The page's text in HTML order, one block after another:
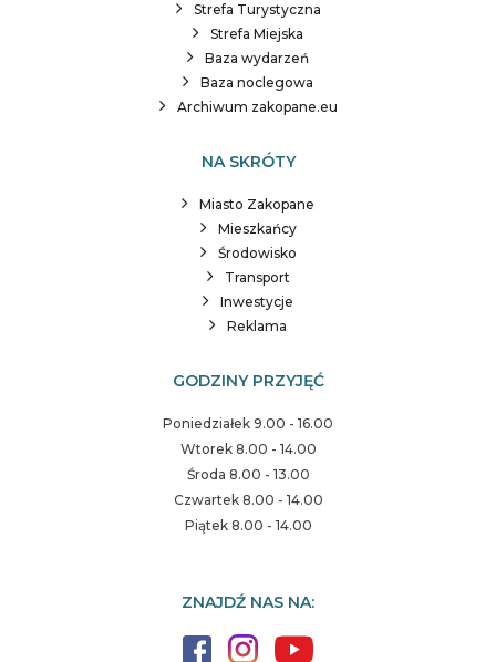
Strefa Turystyczna
Strefa Miejska
Baza wydarzeń
Baza noclegowa
Archiwum zakopane.eu
NA SKRÓTY
Miasto Zakopane
Mieszkańcy
Środowisko
Transport
Inwestycje
Reklama
GODZINY PRZYJĘĆ
Poniedziałek 9.00 - 16.00
Wtorek 8.00 - 14.00
Środa 8.00 - 13.00
Czwartek 8.00 - 14.00
Piątek 8.00 - 14.00
ZNAJDŹ NAS NA: